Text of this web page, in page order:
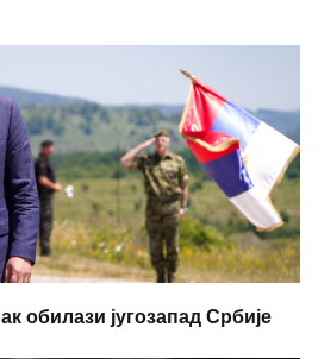
обилази југозапад Србије